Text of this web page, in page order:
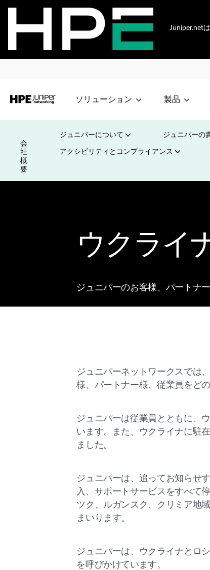
Juniper.net
ソリューション 製品
会
社
概
要
ジュニパーについて ジュニパーの
アクシビリティとコンプライアンス
ウクライ
ジュニパーのお客様、パートナ
ジュニパーネットワークスでは
様、パートナー様、従業員をど
ジュニパーは従業員とともに、
います。また、ウクライナに駐
ました。
ジュニパーは、追ってお知らせ
入、サポートサービスをすべて
ツク、ルガンスク、クリミア地
まいります。
ジュニパーは、ウクライナとロ
を呼びかけています。